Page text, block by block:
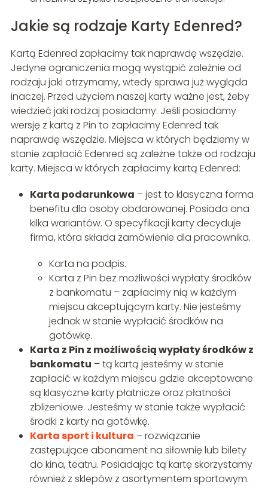
Jakie są rodzaje Karty Edenred?
Kartą Edenred zapłacimy tak naprawdę wszędzie.
Jedyne ograniczenia mogą wystąpić zależnie od
rodzaju jaki otrzymamy, wtedy sprawa już wygląda
inaczej. Przed użyciem naszej karty ważne jest, żeby
wiedzieć jaki rodzaj posiadamy. Jeśli posiadamy
wersję z kartą z Pin to zapłacimy Edenred tak
naprawdę wszędzie. Miejsca w których będziemy w
stanie zapłacić Edenred są zależne także od rodzaju
karty. Miejsca w których zapłacimy kartą Edenred:
Karta podarunkowa – jest to klasyczna forma
benefitu dla osoby obdarowanej. Posiada ona
kilka wariantów. O specyfikacji karty decyduje
firma, która składa zamówienie dla pracownika.
Karta na podpis.
Karta z Pin bez możliwości wypłaty środków
z bankomatu – zapłacimy nią w każdym
miejscu akceptującym karty. Nie jesteśmy
jednak w stanie wypłacić środków na
gotówkę.
Karta z Pin z możliwością wypłaty środków z
bankomatu – tą kartą jesteśmy w stanie
zapłacić w każdym miejscu gdzie akceptowane
są klasyczne karty płatnicze oraz płatności
zbliżeniowe. Jesteśmy w stanie także wypłacić
środki z karty na gotówkę.
Karta sport i kultura – rozwiązanie
zastępujące abonament na siłownię lub bilety
do kina, teatru. Posiadając tą kartę skorzystamy
również z sklepów z asortymentem sportowym.